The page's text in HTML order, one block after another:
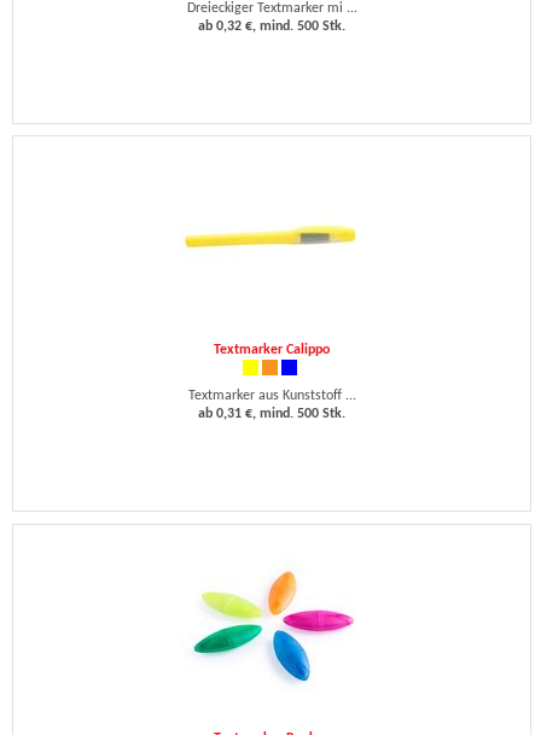
Dreieckiger Textmarker mi ...
ab 0,32 €, mind. 500 Stk.
Textmarker Calippo
Textmarker aus Kunststoff ...
ab 0,31 €, mind. 500 Stk.